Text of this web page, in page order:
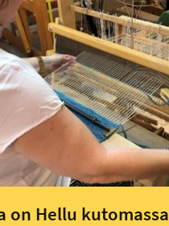
on Hellu kutomassa